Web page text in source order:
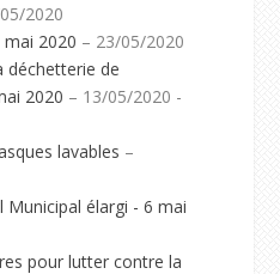
2020
2020 – 23/05/2020
déchetterie de
2020 – 13/05/2020 -
lavables –
Municipal élargi - 6 mai
pour lutter contre la